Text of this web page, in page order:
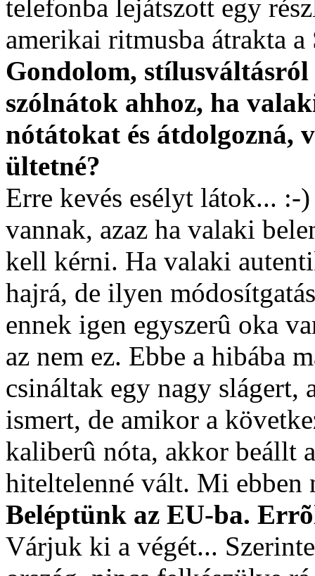
telefonba lejátszott egy
amerikai ritmusba átrakta
Gondolom, stílusváltásról
szólnátok ahhoz, ha
nótátokat és átdolgozná,
ültetné?
Erre kevés esélyt látok... :-
vannak, azaz ha valaki
kell kérni. Ha valaki
hajrá, de ilyen
ennek igen egyszerû oka
az nem ez. Ebbe a hibába
csináltak egy nagy slágert,
ismert, de amikor a
kaliberû nóta, akkor beállt
hiteltelenné vált. Mi ebben
Beléptünk az EU-ba.
Várjuk ki a végét...